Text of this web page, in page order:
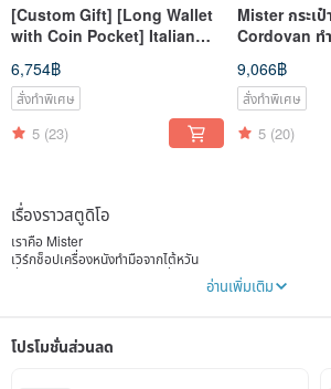
[Custom Gift] [Long Wallet
with Coin Pocket] Italian
Vegetable-Tanned Leather
Custom Engraving MIS
6,754฿
สั่งทำพิเศษ
5 (23)
Mister กระเป๋
Cordovan ท
9,066฿
สั่งทำพิเศษ
5 (20)
เรื่องราวสตูดิโอ
เราคือ Mister
เวิร์กช็อปเครื่องหนังทำมือจากไต้หวัน
ที่สร้างสรรค์งานศิลป์แห่งชีวิตที่เต็มไปด้วยความตั้งใจและคุณภาพ
คือสิ่งที่ทำให้ของขวัญมีความอบอุ่นและมีความหมายอย่างแท้จริง
อ่านเพิ่มเติม
โปรโมชั่นส่วนลด